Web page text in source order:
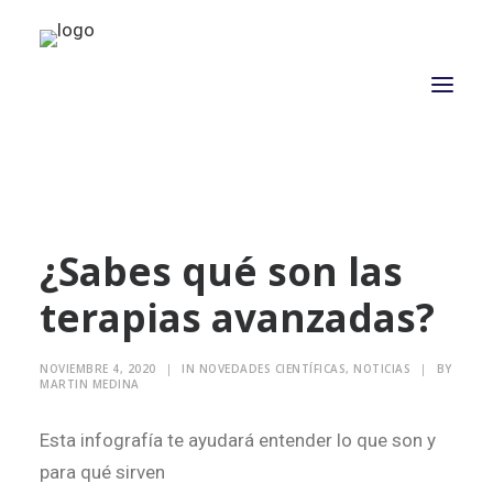
PROPÓSITO
PROYECTOS
ACTUALIDAD
ASOCIADOS
¿Sabes qué son las
terapias avanzadas?
NOVIEMBRE 4, 2020 | IN NOVEDADES CIENTÍFICAS, NOTICIAS |
BY
MARTIN MEDINA
Esta infografía te ayudará entender lo que son y
para qué sirven